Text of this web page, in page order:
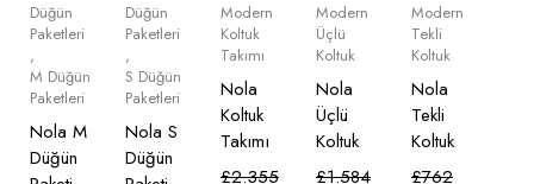
Düğün
Paketleri
,
M Düğün
Paketleri
Nola M
Düğün
Düğün
Paketleri
,
S Düğün
Paketleri
Nola S
Düğün
Modern
Koltuk
Takımı
Nola
Koltuk
Takımı
£2.355
Modern
Üçlü
Koltuk
Nola
Üçlü
Koltuk
£1.584
Modern
Tekli
Koltuk
Nola
Tekli
Koltuk
£762